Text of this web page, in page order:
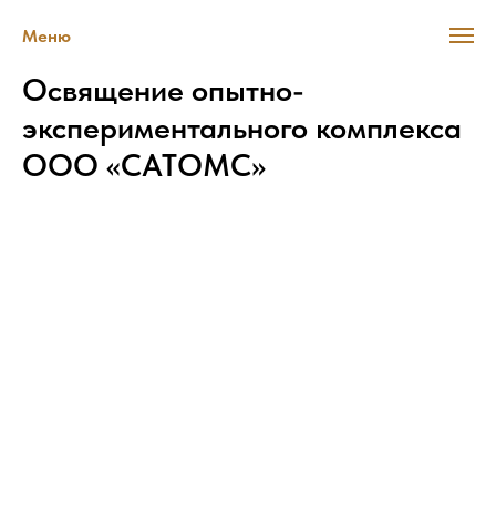
Меню
Освящение опытно-
экспериментального комплекса
ООО «САТОМС»